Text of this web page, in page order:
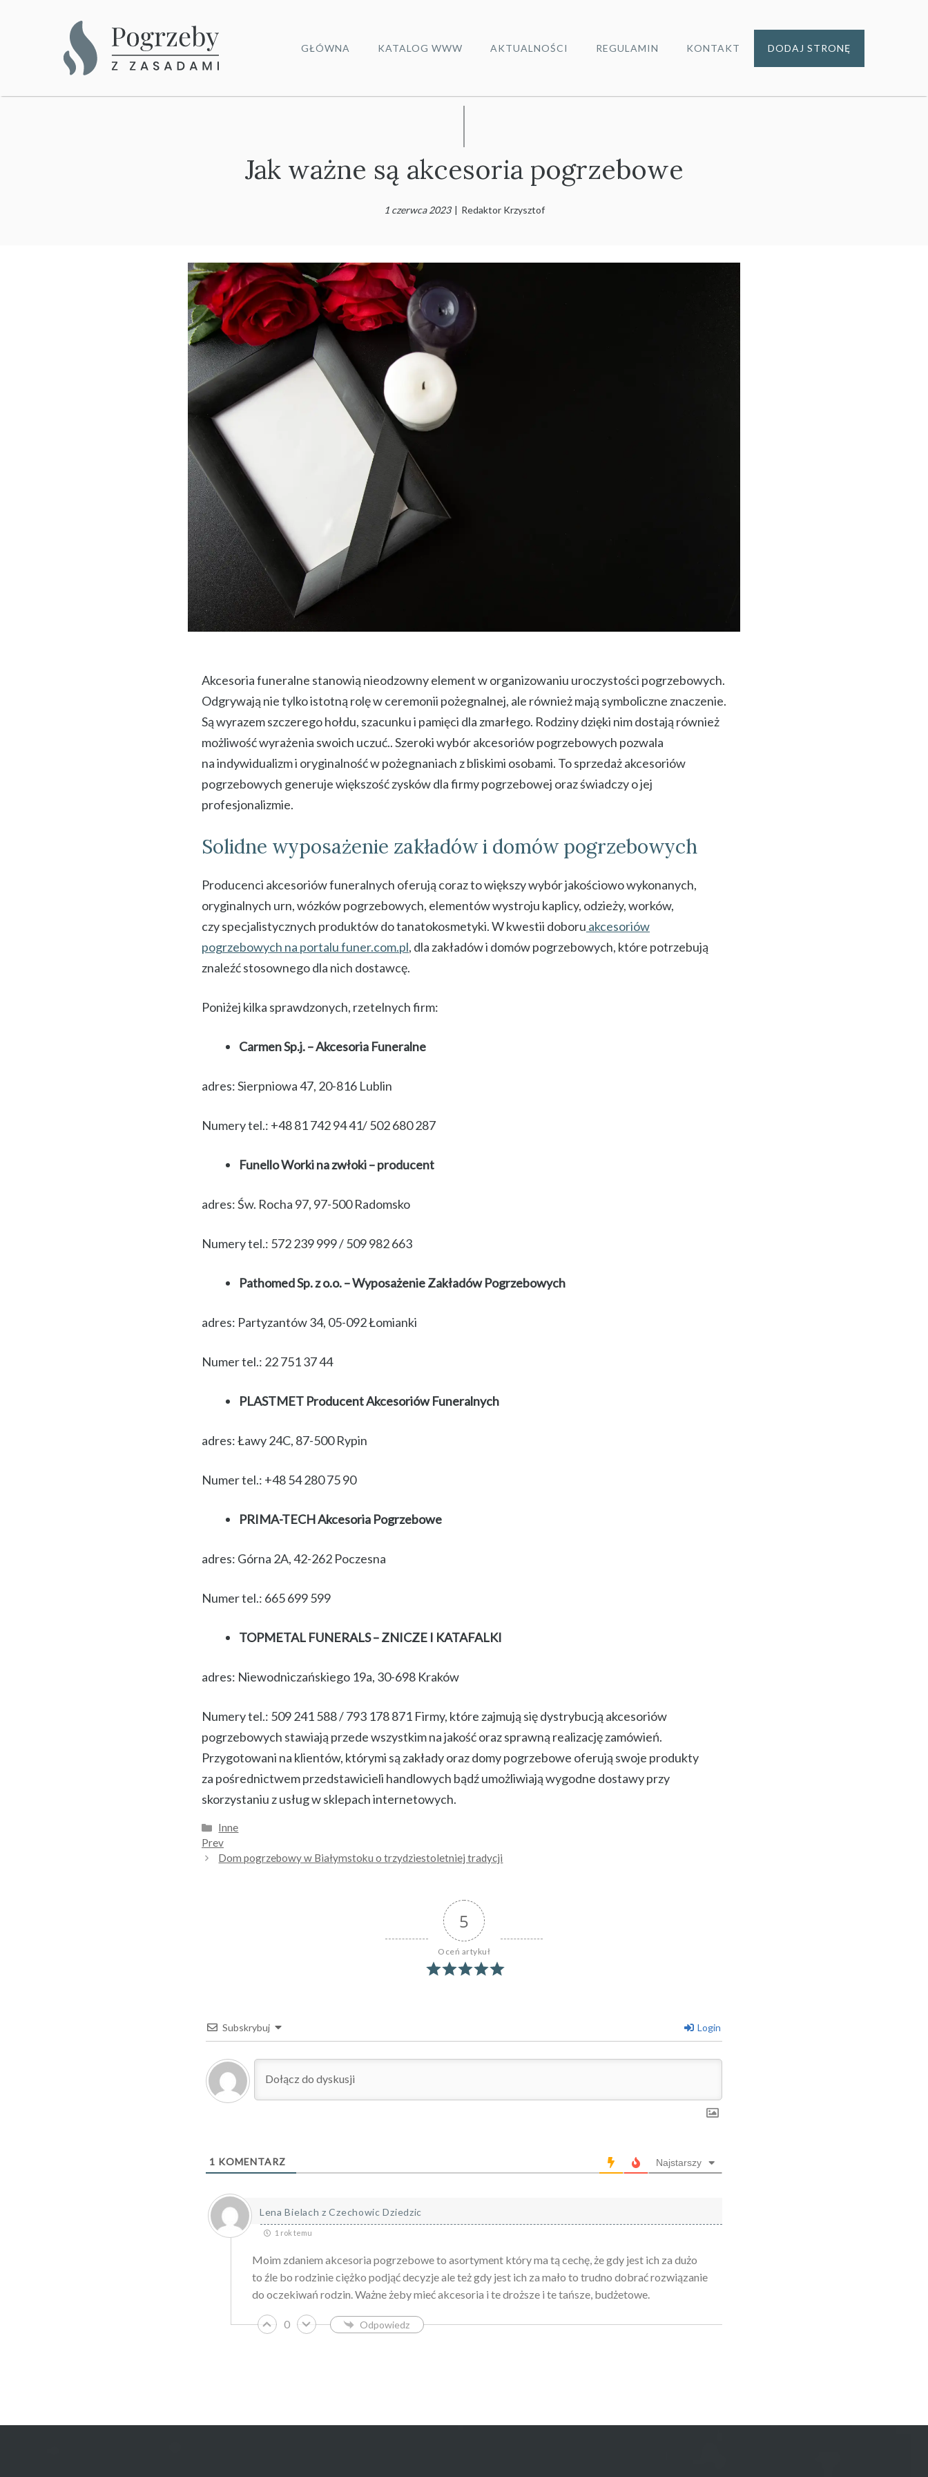
GŁÓWNA KATALOG WWW AKTUALNOŚCI REGULAMIN KONTAKT DODAJ STRONĘ
Jak ważne są akcesoria pogrzebowe
1 czerwca 2023 | Redaktor Krzysztof
Akcesoria funeralne stanowią nieodzowny element w organizowaniu uroczystości pogrzebowych.
Odgrywają nie tylko istotną rolę w ceremonii pożegnalnej, ale również mają symboliczne znaczenie.
Są wyrazem szczerego hołdu, szacunku i pamięci dla zmarłego. Rodziny dzięki nim dostają również
możliwość wyrażenia swoich uczuć.. Szeroki wybór akcesoriów pogrzebowych pozwala
na indywidualizm i oryginalność w pożegnaniach z bliskimi osobami. To sprzedaż akcesoriów
pogrzebowych generuje większość zysków dla firmy pogrzebowej oraz świadczy o jej
profesjonalizmie.
Solidne wyposażenie zakładów i domów pogrzebowych
Producenci akcesoriów funeralnych oferują coraz to większy wybór jakościowo wykonanych,
oryginalnych urn, wózków pogrzebowych, elementów wystroju kaplicy, odzieży, worków,
czy specjalistycznych produktów do tanatokosmetyki. W kwestii doboru akcesoriów
pogrzebowych na portalu funer.com.pl, dla zakładów i domów pogrzebowych, które potrzebują
znaleźć stosownego dla nich dostawcę.
Poniżej kilka sprawdzonych, rzetelnych firm:
Carmen Sp.j. – Akcesoria Funeralne
adres: Sierpniowa 47, 20-816 Lublin
Numery tel.: +48 81 742 94 41/ 502 680 287
Funello Worki na zwłoki – producent
adres: Św. Rocha 97, 97-500 Radomsko
Numery tel.: 572 239 999 / 509 982 663
Pathomed Sp. z o.o. – Wyposażenie Zakładów Pogrzebowych
adres: Partyzantów 34, 05-092 Łomianki
Numer tel.: 22 751 37 44
PLASTMET Producent Akcesoriów Funeralnych
adres: Ławy 24C, 87-500 Rypin
Numer tel.: +48 54 280 75 90
PRIMA-TECH Akcesoria Pogrzebowe
adres: Górna 2A, 42-262 Poczesna
Numer tel.: 665 699 599
TOPMETAL FUNERALS – ZNICZE I KATAFALKI
adres: Niewodniczańskiego 19a, 30-698 Kraków
Numery tel.: 509 241 588 / 793 178 871 Firmy, które zajmują się dystrybucją akcesoriów
pogrzebowych stawiają przede wszystkim na jakość oraz sprawną realizację zamówień.
Przygotowani na klientów, którymi są zakłady oraz domy pogrzebowe oferują swoje produkty
za pośrednictwem przedstawicieli handlowych bądź umożliwiają wygodne dostawy przy
skorzystaniu z usług w sklepach internetowych.
Kategorie
Inne
Prev
Dom pogrzebowy w Białymstoku o trzydziestoletniej tradycji
5
Oceń artykuł
Subskrybuj Login
1 KOMENTARZ Najstarszy
Lena Bielach z Czechowic Dziedzic
1 rok temu
Moim zdaniem akcesoria pogrzebowe to asortyment który ma tą cechę, że gdy jest ich za dużo
to źle bo rodzinie ciężko podjąć decyzje ale też gdy jest ich za mało to trudno dobrać rozwiązanie
do oczekiwań rodzin. Ważne żeby mieć akcesoria i te droższe i te tańsze, budżetowe.
0 Odpowiedz